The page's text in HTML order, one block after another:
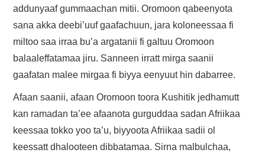
addunyaaf gummaachan mitii. Oromoon qabeenyota
sana akka deebi’uuf gaafachuun, jara koloneessaa fi
miltoo saa irraa bu’a argatanii fi galtuu Oromoon
balaaleffatamaa jiru. Sanneen irratt mirga saanii
gaafatan malee mirgaa fi biyya eenyuut hin dabarree.
Afaan saanii, afaan Oromoon toora Kushitik jedhamutt
kan ramadan ta’ee afaanota gurguddaa sadan Afriikaa
keessaa tokko yoo ta’u, biyyoota Afriikaa sadii ol
keessatt dhalooteen dibbatamaa. Sirna malbulchaa,